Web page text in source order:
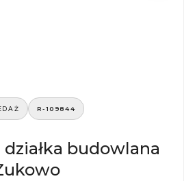
R-109844
budowlana